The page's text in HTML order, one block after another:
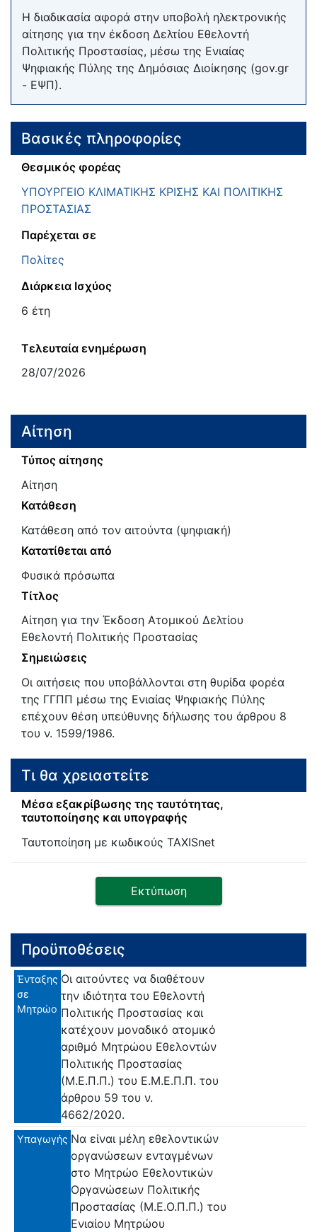
Η διαδικασία αφορά στην υποβολή ηλεκτρονικής
αίτησης για την έκδοση Δελτίου Εθελοντή
Πολιτικής Προστασίας, μέσω της Ενιαίας
Ψηφιακής Πύλης της Δημόσιας Διοίκησης (gov.gr
- ΕΨΠ).
Βασικές πληροφορίες
Θεσμικός φορέας
ΥΠΟΥΡΓΕΙΟ ΚΛΙΜΑΤΙΚΗΣ ΚΡΙΣΗΣ ΚΑΙ ΠΟΛΙΤΙΚΗΣ
ΠΡΟΣΤΑΣΙΑΣ
Παρέχεται σε
Πολίτες
Διάρκεια Ισχύος
6 έτη
Τελευταία ενημέρωση
28/07/2026
Αίτηση
Τύπος αίτησης
Αίτηση
Κατάθεση
Κατάθεση από τον αιτούντα (ψηφιακή)
Κατατίθεται από
Φυσικά πρόσωπα
Τίτλος
Αίτηση για την Έκδοση Ατομικού Δελτίου
Εθελοντή Πολιτικής Προστασίας
Σημειώσεις
Οι αιτήσεις που υποβάλλονται στη θυρίδα φορέα
της ΓΓΠΠ μέσω της Ενιαίας Ψηφιακής Πύλης
επέχουν θέση υπεύθυνης δήλωσης του άρθρου 8
του ν. 1599/1986.
Τι θα χρειαστείτε
Μέσα εξακρίβωσης της ταυτότητας,
ταυτοποίησης και υπογραφής
Ταυτοποίηση με κωδικούς TAXISnet
Εκτύπωση
Προϋποθέσεις
Ένταξης
σε
Μητρώο
Οι αιτούντες να διαθέτουν
την ιδιότητα του Εθελοντή
Πολιτικής Προστασίας και
κατέχουν μοναδικό ατομικό
αριθμό Μητρώου Εθελοντών
Πολιτικής Προστασίας
(Μ.Ε.Π.Π.) του Ε.Μ.Ε.Π.Π. του
άρθρου 59 του ν.
4662/2020.
Υπαγωγής Να είναι μέλη εθελοντικών
οργανώσεων ενταγμένων
στο Μητρώο Εθελοντικών
Οργανώσεων Πολιτικής
Προστασίας (Μ.Ε.Ο.Π.Π.) του
Ενιαίου Μητρώου